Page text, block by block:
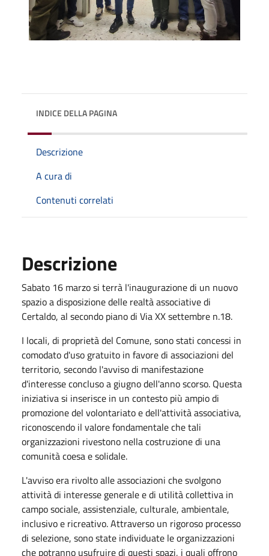
INDICE DELLA PAGINA
Descrizione
A cura di
Contenuti correlati
Descrizione
Sabato 16 marzo si terrà l'inaugurazione di un nuovo
spazio a disposizione delle realtà associative di
Certaldo, al secondo piano di Via XX settembre n.18.
I locali, di proprietà del Comune, sono stati concessi in
comodato d'uso gratuito in favore di associazioni del
territorio, secondo l'avviso di manifestazione
d'interesse concluso a giugno dell'anno scorso. Questa
iniziativa si inserisce in un contesto più ampio di
promozione del volontariato e dell'attività associativa,
riconoscendo il valore fondamentale che tali
organizzazioni rivestono nella costruzione di una
comunità coesa e solidale.
L'avviso era rivolto alle associazioni che svolgono
attività di interesse generale e di utilità collettiva in
campo sociale, assistenziale, culturale, ambientale,
inclusivo e ricreativo. Attraverso un rigoroso processo
di selezione, sono state individuate le organizzazioni
che potranno usufruire di questi spazi, i quali offrono